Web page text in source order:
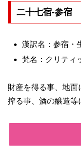
二十七宿-参宿
漢訳名：参宿・
梵名：クリティ
財産を得る事、地
搾る事、酒の醸造等